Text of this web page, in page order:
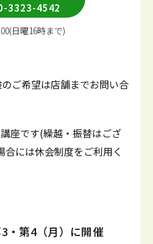
3323-4542
日曜16時まで)
ご希望は店舗までお問い合
座です(繰越・振替はござ
には休会制度をご利用く
・第4（月）に開催